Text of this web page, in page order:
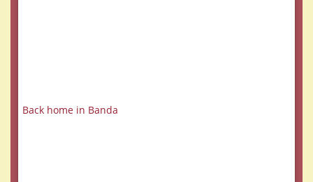
Back home in Banda